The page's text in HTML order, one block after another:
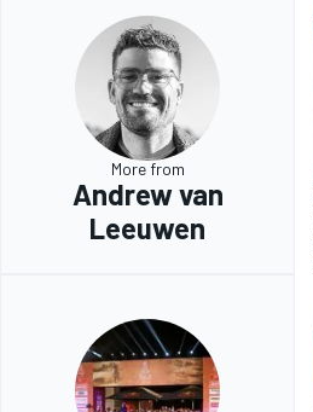
More from
Andrew van
Leeuwen